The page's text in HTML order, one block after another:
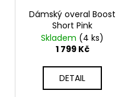
Dámský overal Boost
Short Pink
Skladem (4 ks)
1 799 Kč
DETAIL